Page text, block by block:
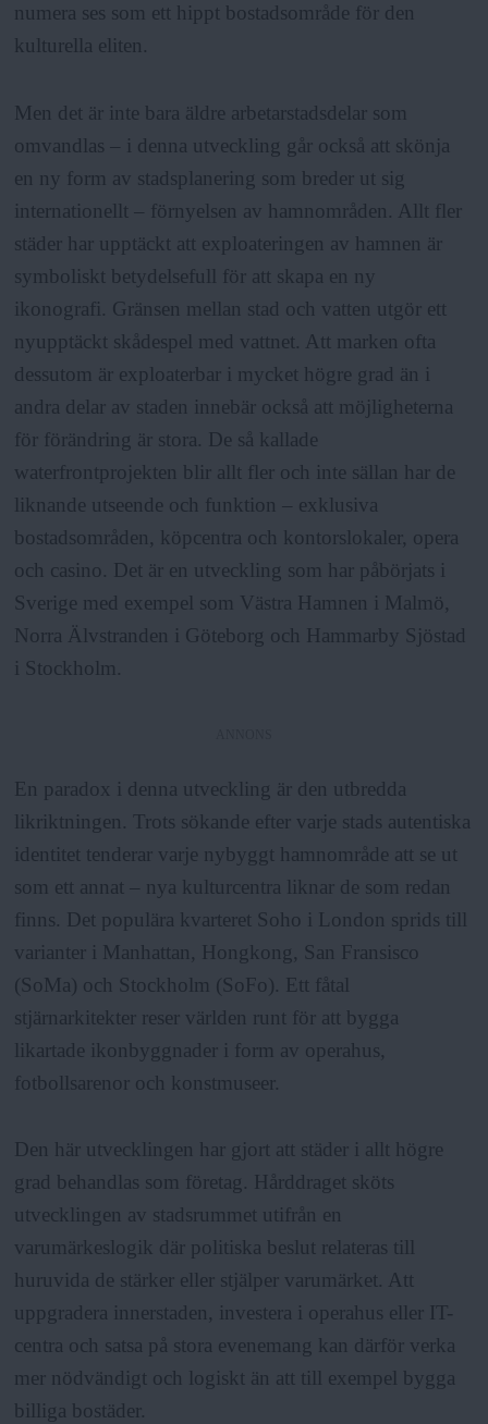
numera ses som ett hippt bostadsområde för den
kulturella eliten.
Men det är inte bara äldre arbetarstadsdelar som
omvandlas – i denna utveckling går också att skönja
en ny form av stadsplanering som breder ut sig
internationellt – förnyelsen av hamnområden. Allt fler
städer har upptäckt att exploateringen av hamnen är
symboliskt betydelsefull för att skapa en ny
ikonografi. Gränsen mellan stad och vatten utgör ett
nyupptäckt skådespel med vattnet. Att marken ofta
dessutom är exploaterbar i mycket högre grad än i
andra delar av staden innebär också att möjligheterna
för förändring är stora. De så kallade
waterfrontprojekten blir allt fler och inte sällan har de
liknande utseende och funktion – exklusiva
bostadsområden, köpcentra och kontorslokaler, opera
och casino. Det är en utveckling som har påbörjats i
Sverige med exempel som Västra Hamnen i Malmö,
Norra Älvstranden i Göteborg och Hammarby Sjöstad
i Stockholm.
En paradox i denna utveckling är den utbredda
likriktningen. Trots sökande efter varje stads autentiska
identitet tenderar varje nybyggt hamnområde att se ut
som ett annat – nya kulturcentra liknar de som redan
finns. Det populära kvarteret Soho i London sprids till
varianter i Manhattan, Hongkong, San Fransisco
(SoMa) och Stockholm (SoFo). Ett fåtal
stjärnarkitekter reser världen runt för att bygga
likartade ikonbyggnader i form av operahus,
fotbollsarenor och konstmuseer.
Den här utvecklingen har gjort att städer i allt högre
grad behandlas som företag. Hårddraget sköts
utvecklingen av stadsrummet utifrån en
varumärkeslogik där politiska beslut relateras till
huruvida de stärker eller stjälper varumärket. Att
uppgradera innerstaden, investera i operahus eller IT-
centra och satsa på stora evenemang kan därför verka
mer nödvändigt och logiskt än att till exempel bygga
billiga bostäder.